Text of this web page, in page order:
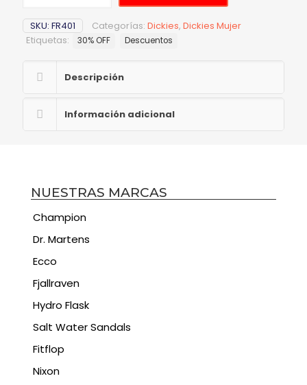
SKU: FR401 Categorías: Dickies, Dickies Mujer
Etiquetas:
30% OFF Descuentos
Descripción
Información adicional
NUESTRAS MARCAS
Champion
Dr. Martens
Ecco
Fjallraven
Hydro Flask
Salt Water Sandals
Fitflop
Nixon